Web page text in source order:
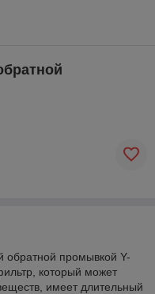
обратной промывкой Y-
который может
имеет длительный